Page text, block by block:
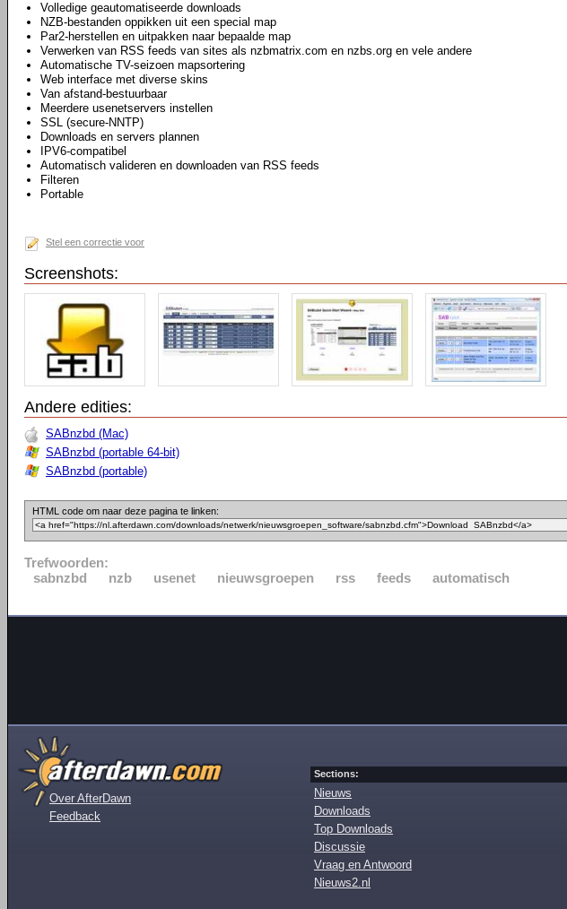
Volledige geautomatiseerde downloads
NZB-bestanden oppikken uit een special map
Par2-herstellen en uitpakken naar bepaalde map
Verwerken van RSS feeds van sites als nzbmatrix.com en nzbs.org en vele andere
Automatische TV-seizoen mapsortering
Web interface met diverse skins
Van afstand-bestuurbaar
Meerdere usenetservers instellen
SSL (secure-NNTP)
Downloads en servers plannen
IPV6-compatibel
Automatisch valideren en downloaden van RSS feeds
Filteren
Portable
Stel een correctie voor
Screenshots:
Andere edities:
SABnzbd (Mac)
SABnzbd (portable 64-bit)
SABnzbd (portable)
HTML code om naar deze pagina te linken:
Trefwoorden:
sabnzbd
nzb usenet nieuwsgroepen rss feeds automatisch
Over AfterDawn
Feedback
Sections:
Nieuws
Downloads
Top Downloads
Discussie
Vraag en Antwoord
Nieuws2.nl